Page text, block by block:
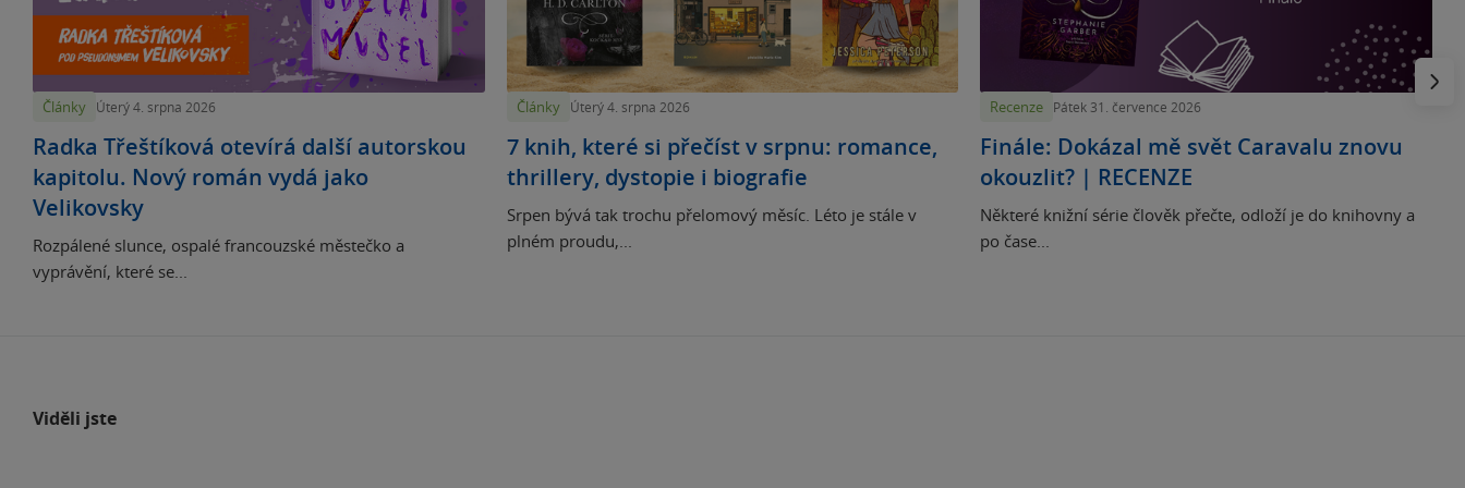
Články Úterý 4. srpna 2026
Radka Třeštíková otevírá další autorskou
kapitolu. Nový román vydá jako
Velikovsky
Rozpálené slunce, ospalé francouzské městečko a
vyprávění, které se...
Články Úterý 4. srpna 2026
7 knih, které si přečíst v srpnu: romance,
thrillery, dystopie i biografie
Srpen bývá tak trochu přelomový měsíc. Léto je stále v
plném proudu,...
Recenze Pátek 31. července 2026
Finále: Dokázal mě svět Caravalu znovu
okouzlit? | RECENZE
Některé knižní série člověk přečte, odloží je do knihovny a
po čase...
Viděli jste